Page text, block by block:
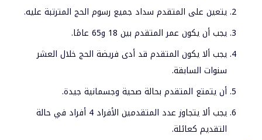
يتعين على المتقدم سداد جميع رسوم الحج المترتبة عليه.
يجب أن يكون عمر المتقدم بين 18 و65 عامًا.
يجب ألا يكون المتقدم قد أدى فريضة الحج خلال العشر
سنوات السابقة.
أن يتمتع المتقدم بحالة صحية وجسمانية جيدة.
يجب ألا يتجاوز عدد المتقدمين الأفراد 4 أفراد في حالة
التقديم كعائلة.